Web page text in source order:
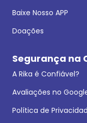
Baixe Nosso APP
Doações
Segurança na
A Rika é Confiável?
Avaliações no
Política de